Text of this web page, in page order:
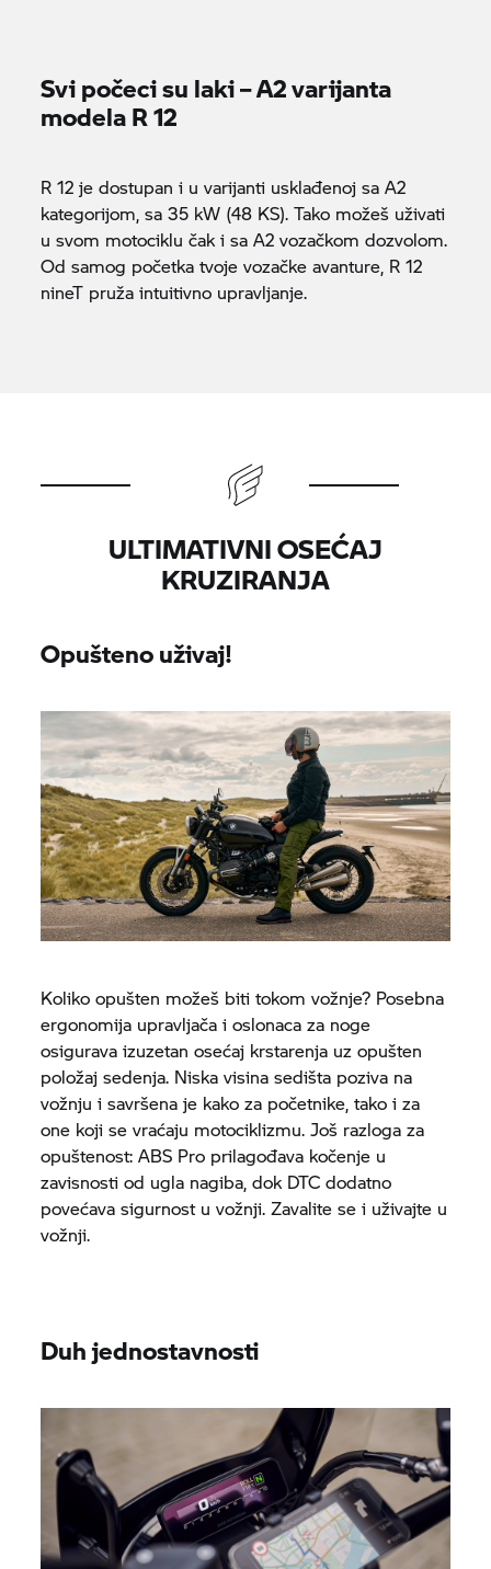
Svi počeci su laki – A2 varijanta
modela R 12
R 12 je dostupan i u varijanti usklađenoj sa A2
kategorijom, sa 35 kW (48 KS). Tako možeš uživati
u svom motociklu čak i sa A2 vozačkom dozvolom.
Od samog početka tvoje vozačke avanture, R 12
nineT pruža intuitivno upravljanje.
ULTIMATIVNI OSEĆAJ
KRUZIRANJA
Opušteno uživaj!
Koliko opušten možeš biti tokom vožnje? Posebna
ergonomija upravljača i oslonaca za noge
osigurava izuzetan osećaj krstarenja uz opušten
položaj sedenja. Niska visina sedišta poziva na
vožnju i savršena je kako za početnike, tako i za
one koji se vraćaju motociklizmu. Još razloga za
opuštenost: ABS Pro prilagođava kočenje u
zavisnosti od ugla nagiba, dok DTC dodatno
povećava sigurnost u vožnji. Zavalite se i uživajte u
vožnji.
Duh jednostavnosti